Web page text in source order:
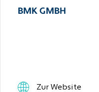
BMK GMBH
Zur Website